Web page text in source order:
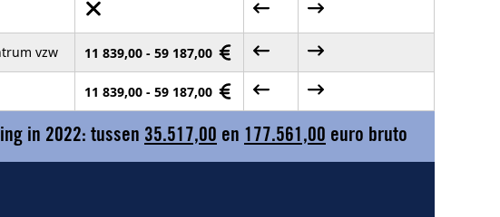
vzw 11 839,00 - 59 187,00
11 839,00 - 59 187,00
in 2022: tussen 35.517,00 en 177.561,00 euro bruto